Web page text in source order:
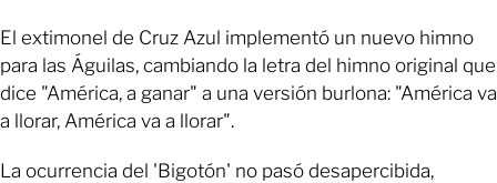
El extimonel de Cruz Azul implementó un nuevo himno
para las Águilas, cambiando la letra del himno original que
dice "América, a ganar" a una versión burlona: "América va
a llorar, América va a llorar".
La ocurrencia del 'Bigotón' no pasó desapercibida,